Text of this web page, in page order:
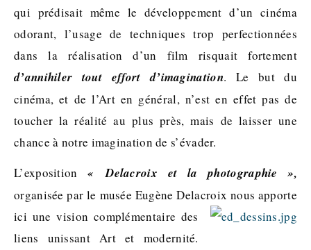
qui prédisait même le développement d’un cinéma
odorant, l’usage de techniques trop perfectionnées
dans la réalisation d’un film risquait fortement
d’annihiler tout effort d’imagination. Le but du
cinéma, et de l’Art en général, n’est en effet pas de
toucher la réalité au plus près, mais de laisser une
chance à notre imagination de s’évader.
L’exposition« Delacroix et la photographie »,
organisée par le musée Eugène Delacroix nous apporte
ici unevision complémentaire des
liens unissant Art et modernité.